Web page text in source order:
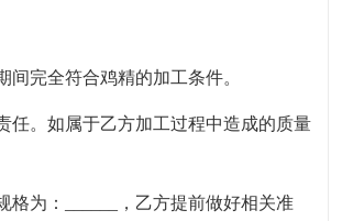
完全符合鸡精的加工条件。
任。如属于乙方加工过程中造成的质量
为：______，乙方提前做好相关准